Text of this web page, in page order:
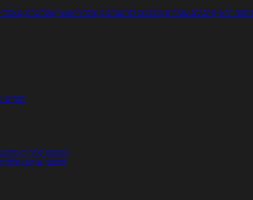
וידאו מתכונים עשירים מתכונים לפי מצרכים אוכל דיאטטי אוכל בריא מאכלי
תפריטי
מחשבון קלוריות
מחשבון צריכת